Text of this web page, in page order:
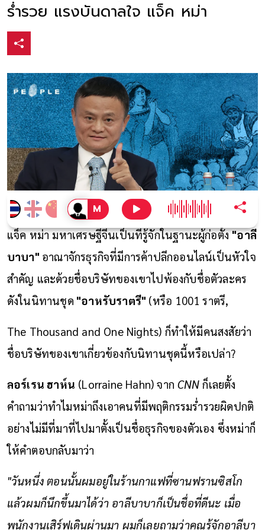
ร่ำรวย แรงบันดาลใจ แจ็ค หม่า
แจ็ค หม่า มหาเศรษฐีจีนเป็นที่รู้จักในฐานะผู้ก่อตั้ง"อาลี
บาบา" อาณาจักรธุรกิจที่มีการค้าปลีกออนไลน์เป็นหัวใจ
สำคัญ และด้วยชื่อบริษัทของเขาไปพ้องกับชื่อตัวละคร
ดังในนิทานชุด "อาหรับราตรี" (หรือ 1001 ราตรี,
The Thousand and One Nights) ก็ทำให้มีคนสงสัยว่า
ชื่อบริษัทของเขาเกี่ยวข้องกับนิทานชุดนี้หรือเปล่า?
ลอร์เรน ฮาห์น (Lorraine Hahn) จากCNN ก็เลยตั้ง
คำถามว่าทำไมหม่าถึงเอาคนที่มีพฤติกรรมร่ำรวยผิดปกติ
อย่างไม่มีที่มาที่ไปมาตั้งเป็นชื่อธุรกิจของตัวเอง ซึ่งหม่าก็
ให้คำตอบกลับมาว่า
"วันหนึ่ง ตอนนั้นผมอยู่ในร้านกาแฟที่ซานฟรานซิสโก
แล้วผมก็นึกขึ้นมาได้ว่า อาลีบาบาก็เป็นชื่อที่ดีนะ เมื่อ
พนักงานเสิร์ฟเดินผ่านมา ผมก็เลยถามว่าคุณรู้จักอาลีบา